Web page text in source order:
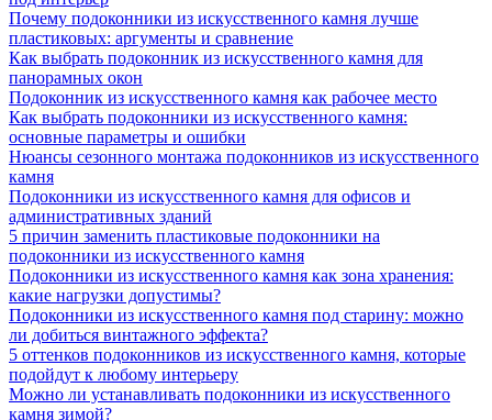
Почему подоконники из искусственного камня лучше
пластиковых: аргументы и сравнение
Как выбрать подоконник из искусственного камня для
панорамных окон
Подоконник из искусственного камня как рабочее место
Как выбрать подоконники из искусственного камня:
основные параметры и ошибки
Нюансы сезонного монтажа подоконников из искусственного
камня
Подоконники из искусственного камня для офисов и
административных зданий
5 причин заменить пластиковые подоконники на
подоконники из искусственного камня
Подоконники из искусственного камня как зона хранения:
какие нагрузки допустимы?
Подоконники из искусственного камня под старину: можно
ли добиться винтажного эффекта?
5 оттенков подоконников из искусственного камня, которые
подойдут к любому интерьеру
Можно ли устанавливать подоконники из искусственного
камня зимой?